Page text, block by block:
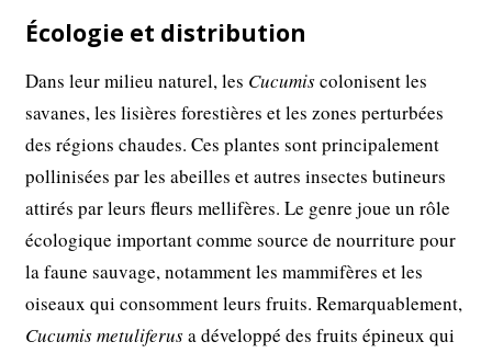
Écologie et distribution
Dans leur milieu naturel, les Cucumiscolonisent les
savanes, les lisières forestières et les zones perturbées
des régions chaudes. Ces plantes sont principalement
pollinisées par les abeilles et autres insectes butineurs
attirés par leurs fleurs mellifères. Le genre joue un rôle
écologique important comme source de nourriture pour
la faune sauvage, notamment les mammifères et les
oiseaux qui consomment leurs fruits. Remarquablement,
Cucumis metuliferusa développé des fruits épineux qui